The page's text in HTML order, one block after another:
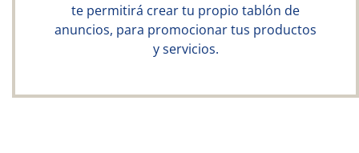
te permitirá crear tu propio tablón de
anuncios, para promocionar tus productos
y servicios.